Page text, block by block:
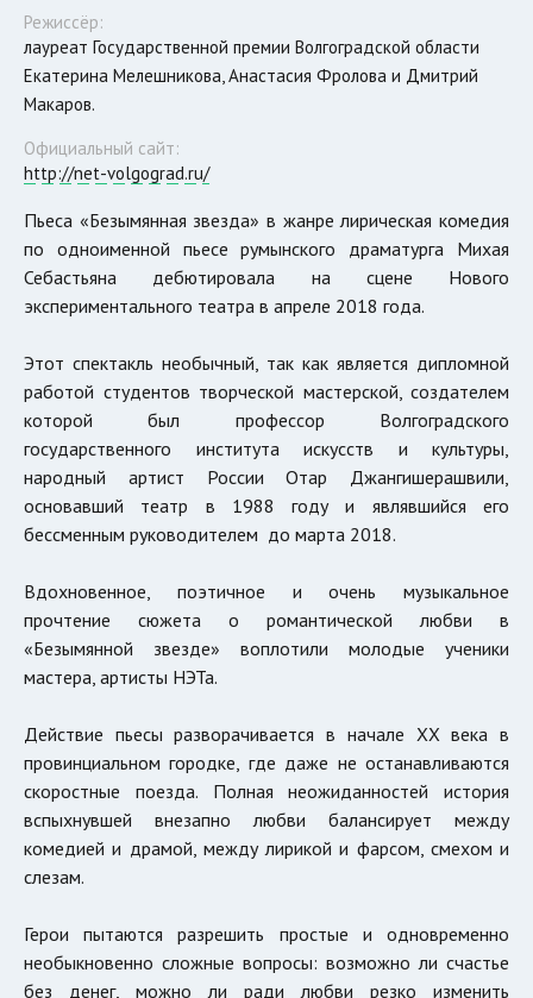
Режиссёр:
лауреат Государственной премии Волгоградской области
Екатерина Мелешникова, Анастасия Фролова и Дмитрий
Макаров.
Официальный сайт:
http://net-volgograd.ru/
Пьеса «Безымянная звезда» в жанре лирическая комедия
по одноименной пьесе румынского драматурга Михая
Себастьяна дебютировала на сцене Нового
экспериментального театра в апреле 2018 года.
Этот спектакль необычный, так как является дипломной
работой студентов творческой мастерской, создателем
которой был профессор Волгоградского
государственного института искусств и культуры,
народный артист России Отар Джангишерашвили,
основавший театр в 1988 году и являвшийся его
бессменным руководителем до марта 2018.
Вдохновенное, поэтичное и очень музыкальное
прочтение сюжета о романтической любви в
«Безымянной звезде» воплотили молодые ученики
мастера, артисты НЭТа.
Действие пьесы разворачивается в начале ХХ века в
провинциальном городке, где даже не останавливаются
скоростные поезда. Полная неожиданностей история
вспыхнувшей внезапно любви балансирует между
комедией и драмой, между лирикой и фарсом, смехом и
слезам.
Герои пытаются разрешить простые и одновременно
необыкновенно сложные вопросы: возможно ли счастье
без денег, можно ли ради любви резко изменить